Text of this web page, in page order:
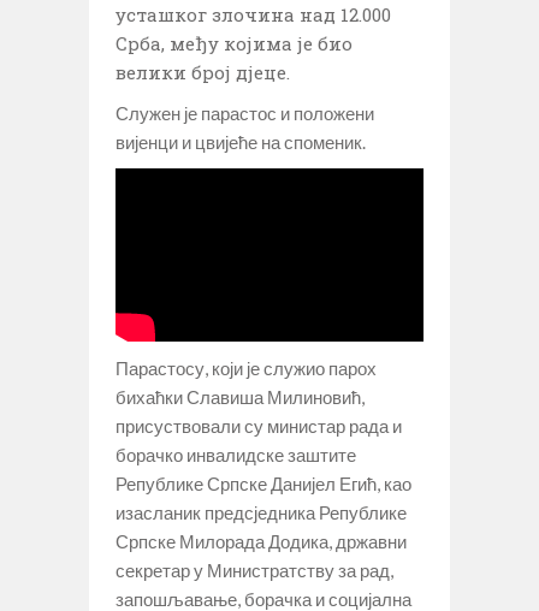
усташког злочина над 12.000
Срба, међу којима је био
велики број дјеце.
Служен је парастос и положени
вијенци и цвијеће на споменик.
Парастосу, који је служио парох
бихаћки Славиша Милиновић,
присуствовали су министар рада и
борачко инвалидске заштите
Републике Српске Данијел Егић, као
изасланик предсједника Републике
Српске Милорада Додика, државни
секретар у Министратству за рад,
запошљавање, борачка и социјална